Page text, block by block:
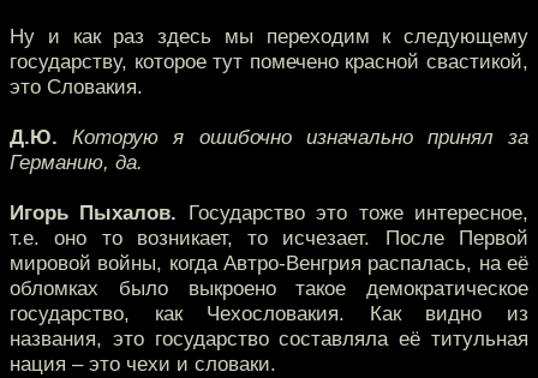
Ну и как раз здесь мы переходим к следующему
государству, которое тут помечено красной свастикой,
это Словакия.
Д.Ю. Которую я ошибочно изначально принял за
Германию, да.
Игорь Пыхалов. Государство это тоже интересное,
т.е. оно то возникает, то исчезает. После Первой
мировой войны, когда Автро-Венгрия распалась, на её
обломках было выкроено такое демократическое
государство, как Чехословакия. Как видно из
названия, это государство составляла её титульная
нация – это чехи и словаки.